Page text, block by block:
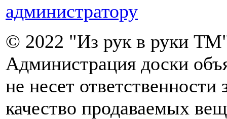
администратору
© 2022 "Из рук в руки
Администрация доски
не несет ответственности
качество продаваемых